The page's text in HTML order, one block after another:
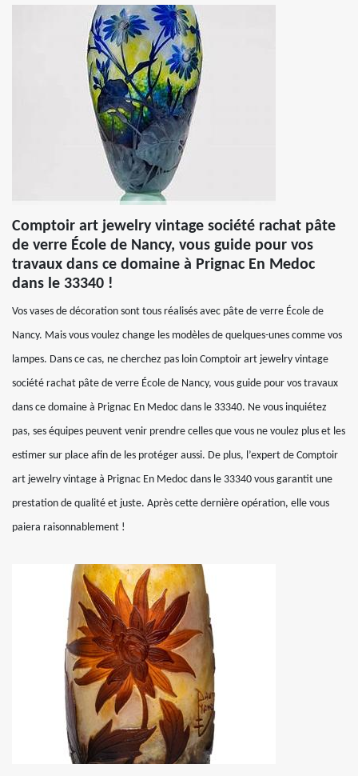
Comptoir art jewelry vintage société rachat pâte
de verre École de Nancy, vous guide pour vos
travaux dans ce domaine à Prignac En Medoc
dans le 33340 !
Vos vases de décoration sont tous réalisés avec pâte de verre École de
Nancy. Mais vous voulez change les modèles de quelques-unes comme vos
lampes. Dans ce cas, ne cherchez pas loin Comptoir art jewelry vintage
société rachat pâte de verre École de Nancy, vous guide pour vos travaux
dans ce domaine à Prignac En Medoc dans le 33340. Ne vous inquiétez
pas, ses équipes peuvent venir prendre celles que vous ne voulez plus et les
estimer sur place afin de les protéger aussi. De plus, l’expert de Comptoir
art jewelry vintage à Prignac En Medoc dans le 33340 vous garantit une
prestation de qualité et juste. Après cette dernière opération, elle vous
paiera raisonnablement !